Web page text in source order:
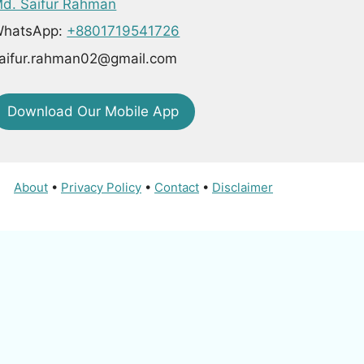
Saifur Rahman
+8801719541726
Download Our Mobile App
About • Privacy Policy • Contact • Disclaimer